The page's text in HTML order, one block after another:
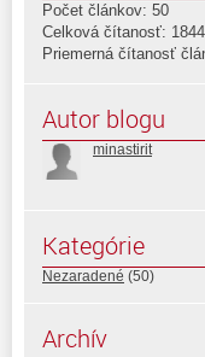
Počet článkov: 50
Celková čítanosť:
Priemerná čítanosť
Autor blogu
minastirit
Kategórie
Nezaradené (50)
Archív